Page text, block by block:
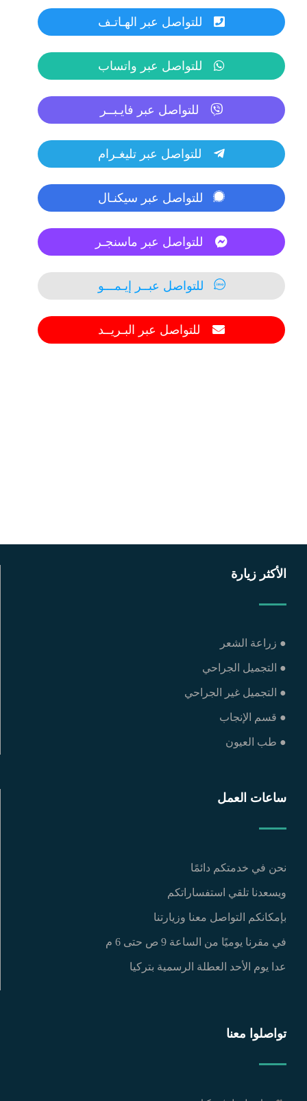
للتواصل عبر الهـاتـف
للتواصل عبر واتساب
للتواصل عبر فايـبــر
للتواصل عبر تليغـرام
للتواصل عبر سيكنـال
للتواصل عبر ماسنجـر
للتواصل عبــر إيـمـــو
للتواصل عبر البـريــد
الأكثر زيارة
● زراعة الشعر
● التجميل الجراحي
● التجميل غير الجراحي
● قسم الإنجاب
● طب العيون
ساعات العمل
نحن في خدمتكم دائمًا
ويسعدنا تلقي استفساراتكم
بإمكانكم التواصل معنا وزيارتنا
في مقرنا يوميًا من الساعة 9 ص حتى 6 م
عدا يوم الأحد العطلة الرسمية بتركيا
تواصلوا معنا